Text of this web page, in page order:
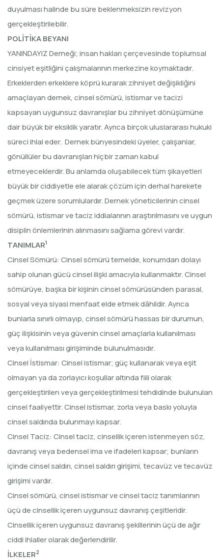
duyulması halinde bu süre beklenmeksizin revizyon
gerçekleştirilebilir.
POLİTİKA BEYANI
YANINDAYIZ Derneği; insan hakları çerçevesinde toplumsal
cinsiyet eşitliğini çalışmalarının merkezine koymaktadır.
Erkeklerden erkeklere köprü kurarak zihniyet değişikliğini
amaçlayan dernek, cinsel sömürü, istismar ve tacizi
kapsayan uygunsuz davranışlar bu zihniyet dönüşümüne
dair büyük bir eksiklik yaratır. Ayrıca birçok uluslararası hukuki
süreci ihlal eder. Dernek bünyesindeki üyeler, çalışanlar,
gönüllüler bu davranışları hiçbir zaman kabul
etmeyeceklerdir. Bu anlamda oluşabilecek tüm şikayetleri
büyük bir ciddiyetle ele alarak çözüm için derhal harekete
geçmek üzere sorumlulardır. Dernek yöneticilerinin cinsel
sömürü, istismar ve taciz iddialarının araştırılmasını ve uygun
disiplin önlemlerinin alınmasını sağlama görevi vardır.
TANIMLAR1
Cinsel Sömürü: Cinsel sömürü temelde, konumdan dolayı
sahip olunan gücü cinsel ilişki amacıyla kullanmaktır. Cinsel
sömürüye, başka bir kişinin cinsel sömürüsünden parasal,
sosyal veya siyasi menfaat elde etmek dâhildir. Ayrıca
bunlarla sınırlı olmayıp, cinsel sömürü hassas bir durumun,
güç ilişkisinin veya güvenin cinsel amaçlarla kullanılması
veya kullanılması girişiminde bulunulmasıdır.
Cinsel İstismar: Cinsel istismar; güç kullanarak veya eşit
olmayan ya da zorlayıcı koşullar altında fiili olarak
gerçekleştirilen veya gerçekleştirilmesi tehdidinde bulunulan
cinsel faaliyettir. Cinsel istismar, zorla veya baskı yoluyla
cinsel saldırıda bulunmayı kapsar.
Cinsel Taciz: Cinsel taciz, cinsellik içeren istenmeyen söz,
davranış veya bedensel ima ve ifadeleri kapsar; bunların
içinde cinsel saldırı, cinsel saldırı girişimi, tecavüz ve tecavüz
girişimi vardır.
Cinsel sömürü, cinsel istismar ve cinsel taciz tanımlarının
üçü de cinsellik içeren uygunsuz davranış çeşitleridir.
Cinsellik içeren uygunsuz davranış şekillerinin üçü de ağır
ciddi ihlaller olarak değerlendirilir.
İLKELER2